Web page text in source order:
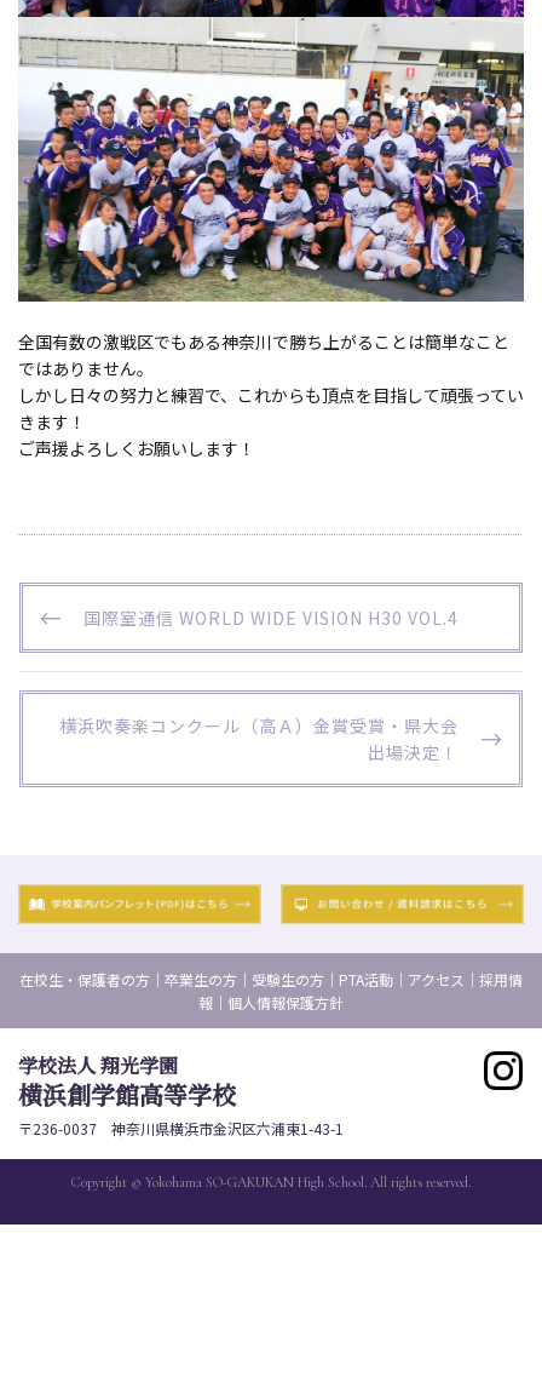
全国有数の激戦区でもある神奈川で勝ち上がることは簡単なこと
ではありません。
しかし日々の努力と練習で、これからも頂点を目指して頑張ってい
きます！
ご声援よろしくお願いします！
投
稿
ナ
ビ
ー
ン
P
R
E
V
I
S
T
国際室通信 WORLD WIDE VISION H30 VOL.4
N
X
S
T
横浜吹奏楽コンクール（高Ａ）金賞受賞・県大会
出場決定！
在校生・保護者の方 ｜ 卒業生の方 ｜ 受験生の方 ｜ PTA活動 ｜ アクセス ｜ 採用情
報 ｜ 個人情報保護方針
学校法人 翔光学園
横浜創学館高等学校
〒236-0037 神奈川県横浜市金沢区六浦東1-43-1
Copyright © Yokohama SO-GAKUKAN High School. All rights reserved.